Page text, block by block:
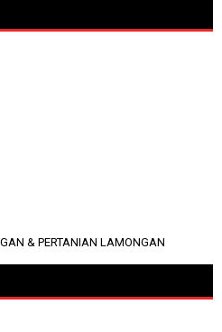
& PERTANIAN LAMONGAN